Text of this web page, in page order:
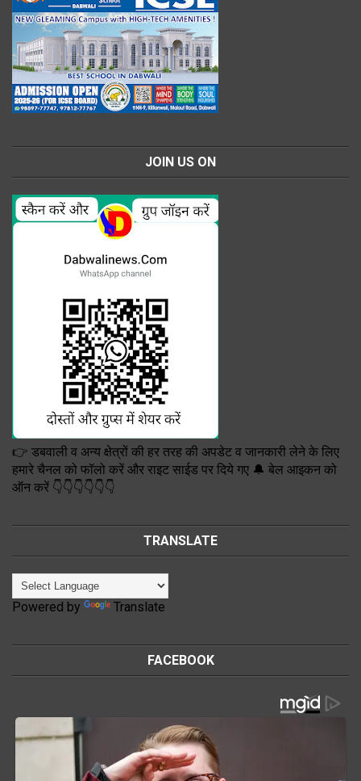
JOIN US ON
👉 डबवाली व अन्य क्षेत्रों की हर तरह की अपडेट व जानकारी लेने के लिए
हमारे चैनल को फॉलो करें और राइट साईड पर दिये गए 🔔 बेल आइकन को
ऑन करें 👇👇👇👇👇👇
TRANSLATE
Powered by Translate
FACEBOOK